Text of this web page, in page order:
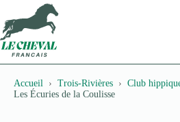
au
contenu
Accueil Trois-Rivières
Club
Les Écuries de la Coulisse